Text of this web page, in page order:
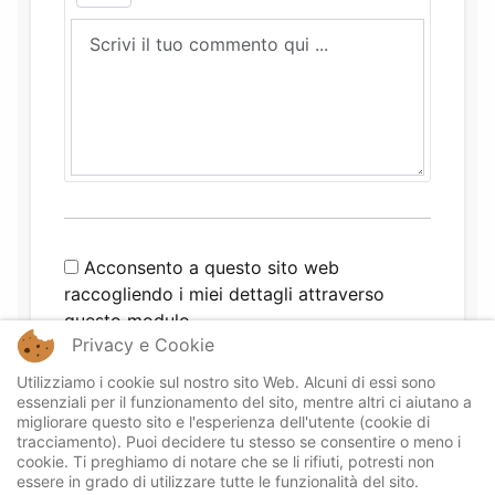
Acconsento a questo sito web
raccogliendo i miei dettagli attraverso
questo modulo.
Privacy e Cookie
Utilizziamo i cookie sul nostro sito Web. Alcuni di essi sono
essenziali per il funzionamento del sito, mentre altri ci aiutano a
migliorare questo sito e l'esperienza dell'utente (cookie di
tracciamento). Puoi decidere tu stesso se consentire o meno i
cookie. Ti preghiamo di notare che se li rifiuti, potresti non
essere in grado di utilizzare tutte le funzionalità del sito.